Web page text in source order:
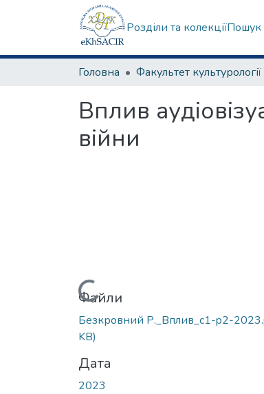
Розділи та колекціїПошук
Головна
Вплив
війни
Вантажиться...
Файли
Безкровний Р._Вплив_c1-p2-
KB)
Дата
2023